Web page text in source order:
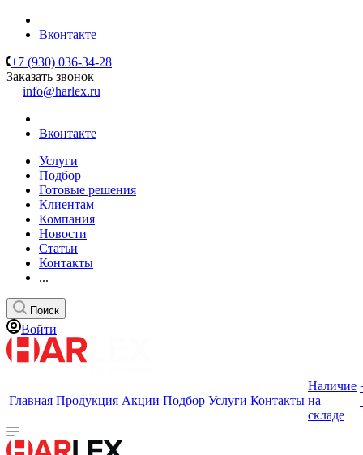
Вконтакте
+7 (930) 036-34-28
Заказать звонок
info@harlex.ru
Вконтакте
Услуги
Подбор
Готовые решения
Клиентам
Компания
Новости
Статьи
Контакты
...
Поиск
Войти
Главная Продукция Акции Подбор Услуги Контакты
Наличие
на
складе